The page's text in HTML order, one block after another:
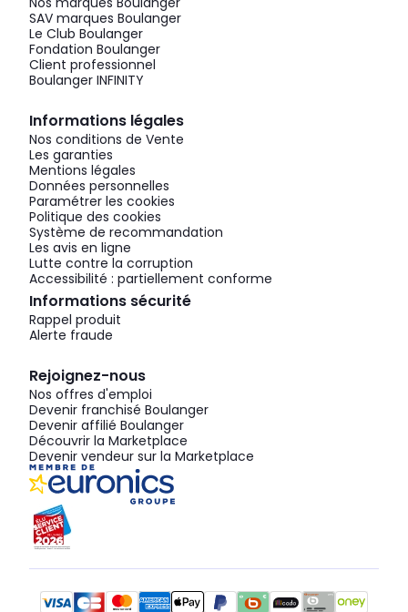
SAV marques Boulanger
Le Club Boulanger
Fondation Boulanger
Client professionnel
Boulanger INFINITY
Informations légales
Nos conditions de Vente
Les garanties
Mentions légales
Données personnelles
Paramétrer les cookies
Politique des cookies
Système de recommandation
Les avis en ligne
Lutte contre la corruption
Accessibilité : partiellement conforme
Informations sécurité
Rappel produit
Alerte fraude
Rejoignez-nous
Nos offres d'emploi
Devenir franchisé Boulanger
Devenir affilié Boulanger
Découvrir la Marketplace
Devenir vendeur sur la Marketplace